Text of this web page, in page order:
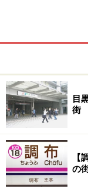
目
街
【
の